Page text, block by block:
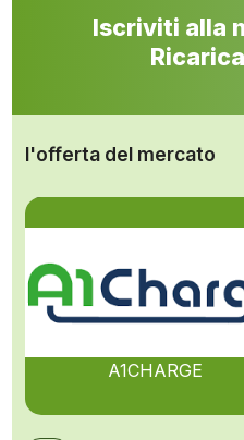
Iscriviti alla
l'offerta del mercato
A1CHARGE